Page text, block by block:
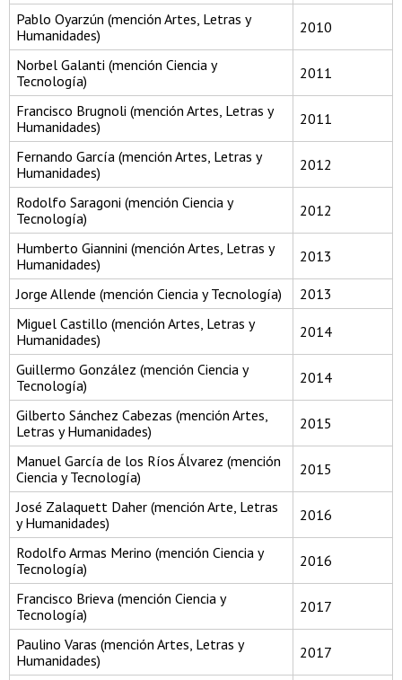
Pablo Oyarzún (mención Artes, Letras y
Humanidades)
2010
Norbel Galanti (mención Ciencia y
Tecnología)
2011
Francisco Brugnoli (mención Artes, Letras y
Humanidades)
2011
Fernando García (mención Artes, Letras y
Humanidades)
2012
Rodolfo Saragoni (mención Ciencia y
Tecnología)
2012
Humberto Giannini (mención Artes, Letras y
Humanidades)
2013
Jorge Allende (mención Ciencia y Tecnología)
2013
Miguel Castillo (mención Artes, Letras y
Humanidades)
2014
Guillermo González (mención Ciencia y
Tecnología)
2014
Gilberto Sánchez Cabezas (mención Artes,
Letras y Humanidades)
2015
Manuel García de los Ríos Álvarez (mención
Ciencia y Tecnología)
2015
José Zalaquett Daher (mención Arte, Letras
y Humanidades)
2016
Rodolfo Armas Merino (mención Ciencia y
Tecnología)
2016
Francisco Brieva (mención Ciencia y
Tecnología)
2017
Paulino Varas (mención Artes, Letras y
Humanidades)
2017